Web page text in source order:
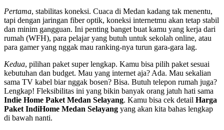
Pertama, stabilitas koneksi. Cuaca di Medan kadang tak menentu,
tapi dengan jaringan fiber optik, koneksi internetmu akan tetap stabil
dan minim gangguan. Ini penting banget buat kamu yang kerja dari
rumah (WFH), para pelajar yang butuh untuk sekolah online, atau
para gamer yang nggak mau ranking-nya turun gara-gara lag.
Kedua, pilihan paket super lengkap. Kamu bisa pilih paket sesuai
kebutuhan dan budget. Mau yang internet aja? Ada. Mau sekalian
sama TV kabel biar nggak bosen? Bisa. Butuh telepon rumah juga?
Lengkap! Fleksibilitas ini yang bikin banyak orang jatuh hati sama
Indie Home Paket Medan Selayang. Kamu bisa cek detail Harga
Paket IndiHome Medan Selayang yang akan kita bahas lengkap
di bawah nanti.